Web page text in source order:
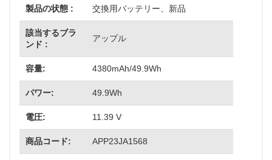
製品の状態 : 交換用バッテリー、新品
該当するブラ
ンド :
アップル
容量: 4380mAh/49.9Wh
パワー: 49.9Wh
電圧: 11.39 V
商品コード: APP23JA1568